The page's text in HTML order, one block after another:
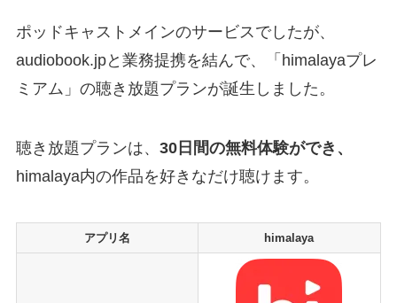
ポッドキャストメインのサービスでしたが、
audiobook.jpと業務提携を結んで、「himalayaプレ
ミアム」の聴き放題プランが誕生しました。
聴き放題プランは、 30日間の無料体験ができ、
himalaya内の作品を好きなだけ聴けます。
アプリ名 himalaya